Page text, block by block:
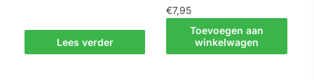
€100,90.€90,82.
Lees verder
€7,95
Toevoegen aan
winkelwagen